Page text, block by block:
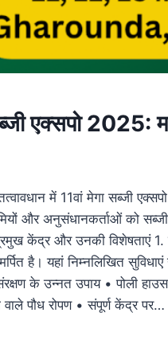
एक्सपो 2025:
में 11वां मेगा सब्जी
और अनुसंधानकर्ताओं को
केंद्र और उनकी विशेषताएं
है। यहां निम्नलिखित
के उन्नत उपाय • पोली
पौध रोपण • संपूर्ण केंद्र पर…